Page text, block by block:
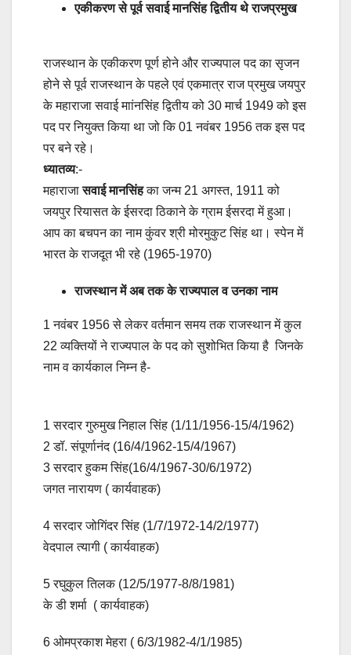
एकीकरण से पूर्व सवाई मानसिंह द्वितीय थे राजप्रमुख
राजस्थान के एकीकरण पूर्ण होने और राज्यपाल पद का सृजन
होने से पूर्व राजस्थान के पहले एवं एकमात्र राज प्रमुख जयपुर
के महाराजा सवाई माांनसिंह द्वितीय को 30 मार्च 1949 को इस
पद पर नियुक्त किया था जो कि 01 नवंबर 1956 तक इस पद
पर बने रहे।
ध्यातव्य:-
महाराजासवाई मानसिंहका जन्म 21 अगस्त, 1911 को
जयपुर रियासत के ईसरदा ठिकाने के ग्राम ईसरदा में हुआ।
आप का बचपन का नाम कुंवर श्री मोरमुकुट सिंह था। स्पेन में
भारत के राजदूत भी रहे (1965-1970)
राजस्थान में अब तक के राज्यपाल व उनका नाम
1 नवंबर 1956 से लेकर वर्तमान समय तक राजस्थान में कुल
22 व्यक्तियों ने राज्यपाल के पद को सुशोभित किया है जिनके
नाम व कार्यकाल निम्न है-
1 सरदार गुरुमुख निहाल सिंह (1/11/1956-15/4/1962)
2 डॉ. संपूर्णानंद (16/4/1962-15/4/1967)
3 सरदार हुकम सिंह(16/4/1967-30/6/1972)
जगत नारायण ( कार्यवाहक)
4 सरदार जोगिंदर सिंह (1/7/1972-14/2/1977)
वेदपाल त्यागी ( कार्यवाहक)
5 रघुकुल तिलक (12/5/1977-8/8/1981)
के डी शर्मा ( कार्यवाहक)
6 ओमप्रकाश मेहरा ( 6/3/1982-4/1/1985)